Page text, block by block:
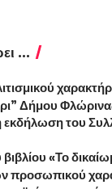
...
Δήμου
εκδήλωση του
«Το
προσωπικού